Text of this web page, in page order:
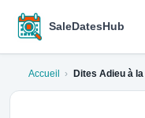
SaleDatesHub
Accueil › Dites Adieu à